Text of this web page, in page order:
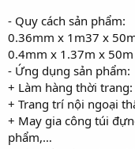
- Quy cách sản phẩm:
0.36mm x 1m37 x
0.4mm x 1.37m x 50m
- Ứng dụng sản phẩm:
+ Làm hàng thời
+ Trang trí nội ngoại
+ May gia công túi
phẩm,…